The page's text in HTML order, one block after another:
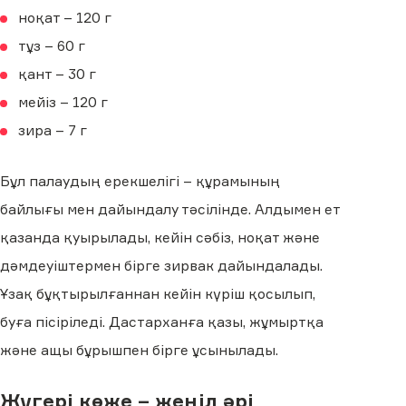
ноқат – 120 г
тұз – 60 г
қант – 30 г
мейіз – 120 г
зира – 7 г
Бұл палаудың ерекшелігі – құрамының
байлығы мен дайындалу тәсілінде. Алдымен ет
қазанда қуырылады, кейін сәбіз, ноқат және
дәмдеуіштермен бірге зирвак дайындалады.
Ұзақ бұқтырылғаннан кейін күріш қосылып,
буға пісіріледі. Дастарханға қазы, жұмыртқа
және ащы бұрышпен бірге ұсынылады.
Жүгері көже – жеңіл әрі